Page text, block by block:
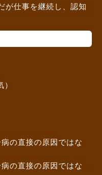
が仕事を継続し、認知
の直接の原因ではな
の直接の原因ではな